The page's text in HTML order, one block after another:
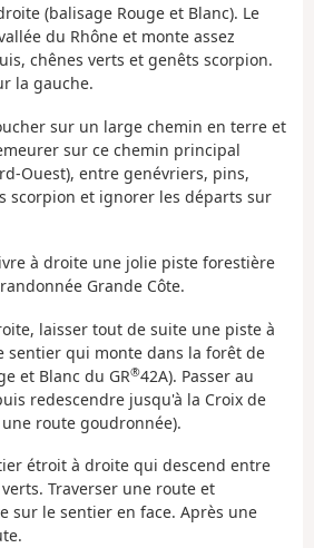
(balisage Rouge et Blanc). Le
du Rhône et monte assez
chênes verts et genêts scorpion.
la gauche.
sur un large chemin en terre et
sur ce chemin principal
Ouest), entre genévriers, pins,
scorpion et ignorer les départs sur
à droite une jolie piste forestière
Grande Côte.
laisser tout de suite une piste à
qui monte dans la forêt de
et Blanc du GR®42A). Passer au
redescendre jusqu'à la Croix de
route goudronnée).
étroit à droite qui descend entre
Traverser une route et
sur le sentier en face. Après une